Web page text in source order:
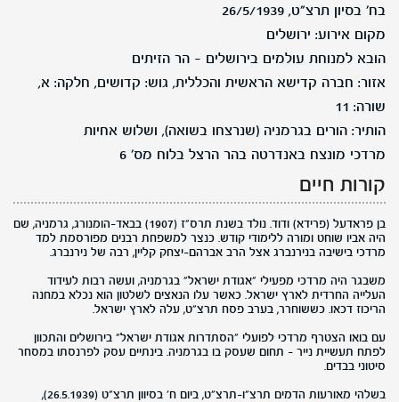
בח' בסיון תרצ"ט, 26/5/1939
מקום אירוע: ירושלים
הובא למנוחת עולמים בירושלים - הר הזיתים
אזור: חברה קדישא הראשית והכללית, גוש: קדושים, חלקה: א,
שורה: 11
הותיר: הורים בגרמניה (שנרצחו בשואה), ושלוש אחיות
מרדכי מונצח באנדרטה בהר הרצל בלוח מס' 6
קורות חיים
בן פראדעל (פרידא) ודוד. נולד בשנת תרס"ז (1907) בבאד-הומנורג, גרמניה, שם
היה אביו שוחט ומורה ללימודי קודש. כנצר למשפחת רבנים מפורסמת למד
מרדכי בישיבה בנירנברג אצל הרב אברהם-יצחק קליין, רבה של נירנברג.
משבגר היה מרדכי מפעילי "אגודת ישראל" בגרמניה, ועשה רבות לעידוד
העלייה החרדית לארץ ישראל. כאשר עלו הנאצים לשלטון הוא נכלא במחנה
הריכוז דכאו. כששוחרר, בערב פסח תרצ"ט, עלה לארץ ישראל.
עם בואו הצטרף מרדכי לפועלי "הסתדרות אגודת ישראל" בירושלים והתכוון
לפתח תעשיית נייר - תחום שעסק בו בגרמניה. בינתיים עסק לפרנסתו במסחר
סיטוני בבדים.
בשלהי מאורעות הדמים תרצ"ו-תרצ"ט, ביום ח' בסיוון תרצ"ט (26.5.1939),